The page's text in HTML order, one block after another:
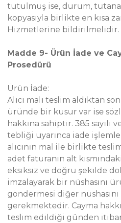
tutulmuş ise, durum,
kopyasıyla birlikte en kısa
Hizmetlerine bildirilmelidir.
Madde 9- Ürün İade ve
Prosedürü
Ürün İade:
Alıcı malı teslim aldıktan
üründe bir kusur var ise
hakkına sahiptir. 385 sayılı
tebliği uyarınca iade
alıcının mal ile birlikte
adet faturanın alt
eksiksiz ve doğru şekilde
imzalayarak bir nüshasını
göndermesi diğer
gerekmektedir. Cayma hakkı
teslim edildiği günden